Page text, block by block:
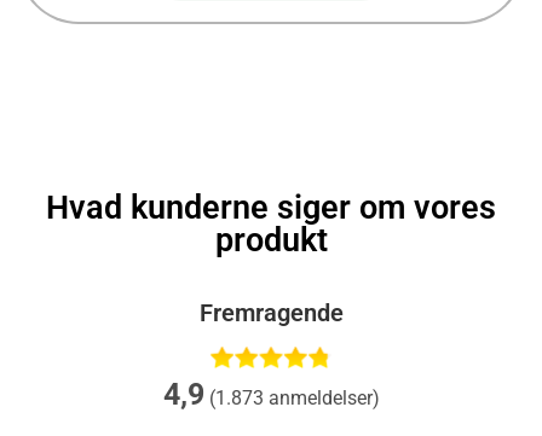
Hvad kunderne siger om vores
produkt
Fremragende
4,9 (1.873 anmeldelser)